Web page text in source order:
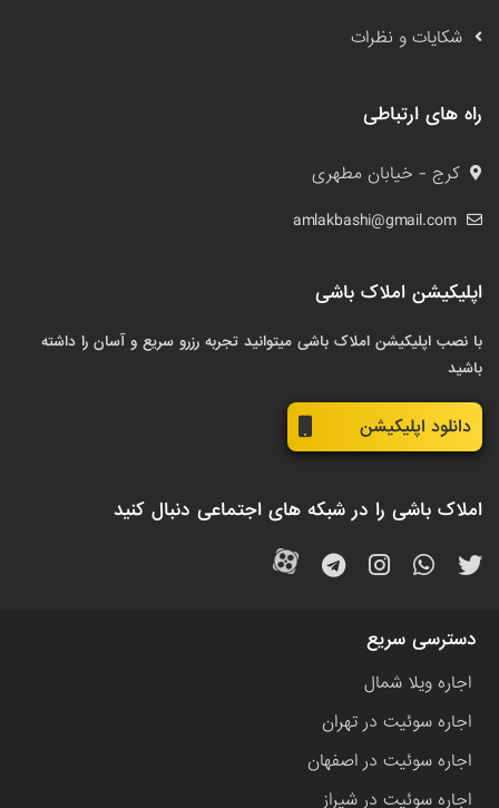
شکایات و نظرات
راه های ارتباطی
کرج - خیابان مطهری
amlakbashi@gmail.com
اپلیکیشن املاک باشی
با نصب اپلیکیشن املاک باشی میتوانید تجربه رزرو سریع و آسان را داشته
باشید
دانلود اپلیکیشن
املاک باشی را در شبکه های اجتماعی دنبال کنید
دسترسی سریع
اجاره ویلا شمال
اجاره سوئیت در تهران
اجاره سوئیت در اصفهان
اجاره سوئیت در شیراز